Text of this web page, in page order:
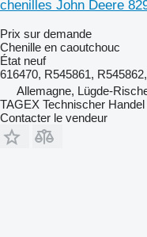
chenilles John Deere
Prix sur demande
Chenille en caoutchouc
État neuf
616470, R545861,
Allemagne, Lügde-
TAGEX Technischer
Contacter le vendeur